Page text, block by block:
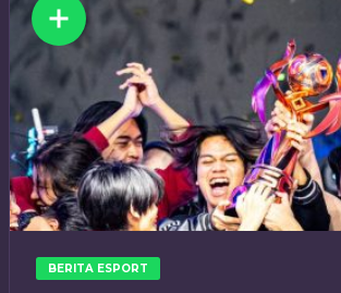
BERITA ESPORT